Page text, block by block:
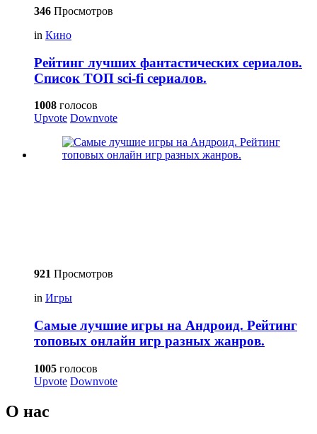
346 Просмотров
in Кино
Рейтинг лучших фантастических сериалов.
Список ТОП sci-fi сериалов.
1008 голосов
Upvote Downvote
921 Просмотров
in Игры
Самые лучшие игры на Андроид. Рейтинг
топовых онлайн игр разных жанров.
1005 голосов
Upvote Downvote
О нас